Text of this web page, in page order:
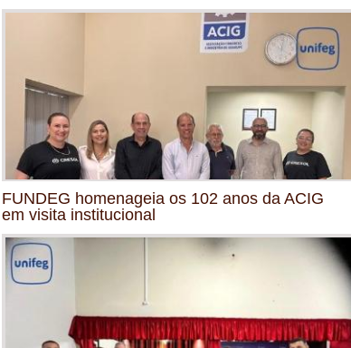
FUNDEG homenageia os 102 anos da ACIG
em visita institucional